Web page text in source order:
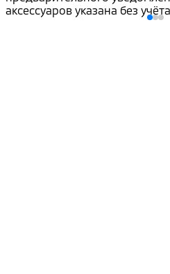
аксессуаров указана без